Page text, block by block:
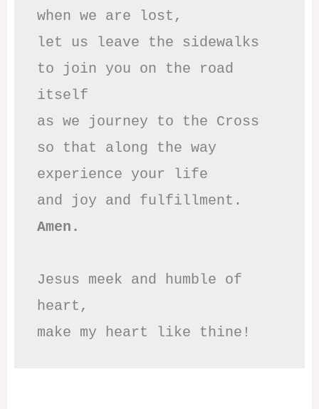
when we are lost,
let us leave the sidewalks
to join you on the road
itself
as we journey to the Cross
so that along the way
experience your life
Amen.
Jesus meek and humble of
heart,
make my heart like thine!